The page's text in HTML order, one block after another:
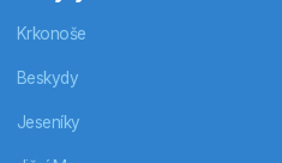
Krkonoše
Beskydy
Jeseníky